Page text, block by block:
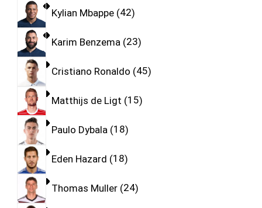
Kylian Mbappe 42
Karim Benzema 23
Cristiano Ronaldo 45
Matthijs de Ligt 15
Paulo Dybala 18
Eden Hazard 18
Thomas Muller 24